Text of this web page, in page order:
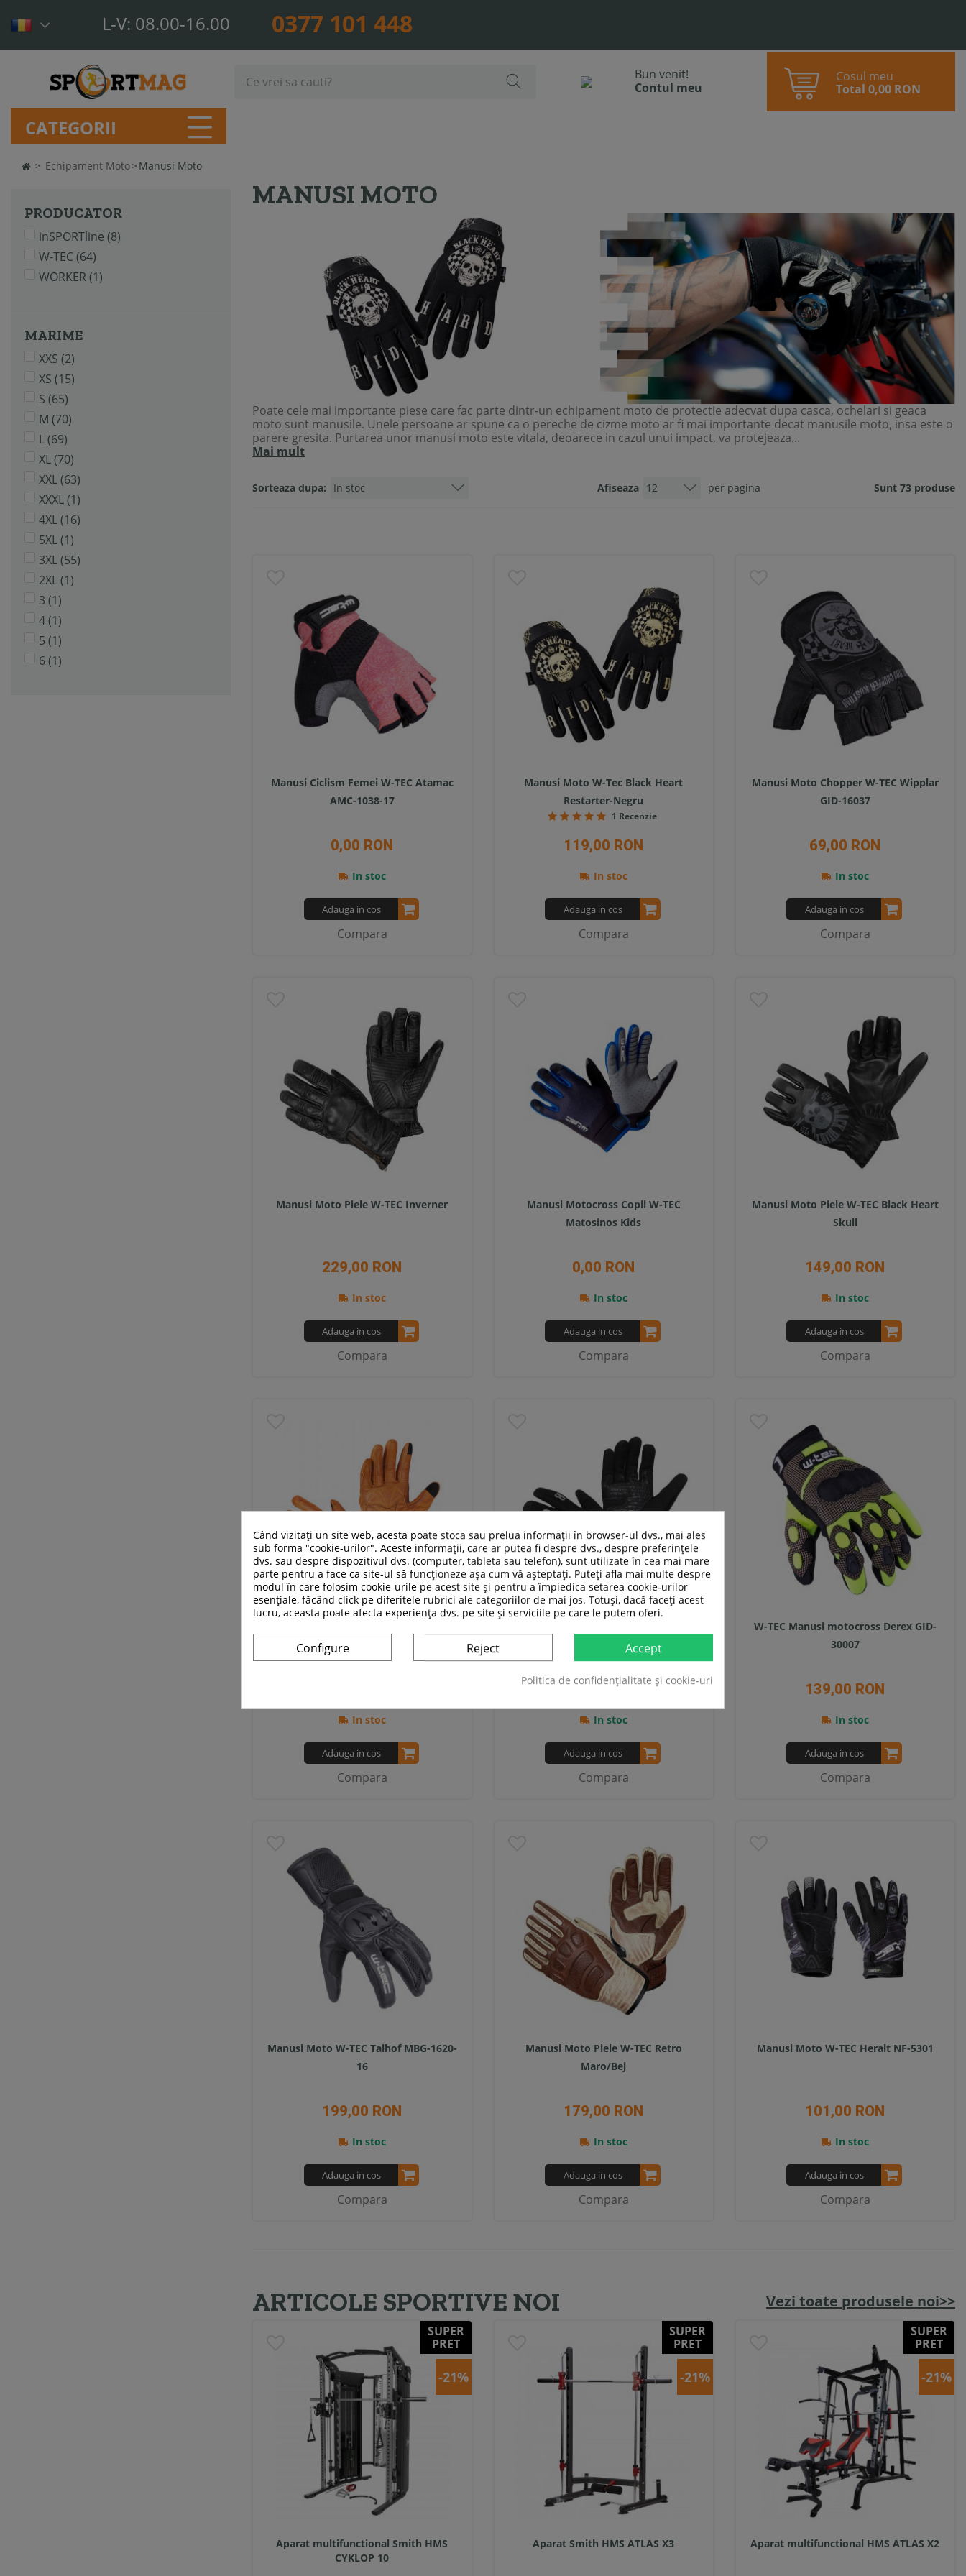
L-V: 08.00-16.00 0377 101 448
bun venit!
contul meu
Cosul meu
Total 0,00 RON
CATEGORII
> Echipament Moto> Manusi Moto
PRODUCATOR
inSPORTline (8)
W-TEC (64)
WORKER(1)
MARIME
XXS (2)
XS (15)
S (65)
M (70)
L(69)
XL(70)
XXL(63)
XXXL(1)
4XL(16)
5XL(1)
3XL(55)
2XL(1)
3 (1)
4(1)
5 (1)
6(1)
MANUSI MOTO
Poate cele mai importante piese care fac parte dintr-un echipament moto de protectie adecvat dupa casca, ochelari si geaca
moto sunt manusile. Unele persoane ar spune ca o pereche de cizme moto ar fi mai importante decat manusile moto, insa este o
parere gresita. Purtarea unor manusi moto este vitala, deoarece in cazul unui impact, va protejeaza...
Mai mult
Sorteaza dupa: Afiseaza per pagina Sunt 73 produse
Manusi Ciclism Femei W-TEC Atamac
AMC-1038-17
0,00 RON
In stoc
Adauga in cos
Compara
Manusi Moto W-Tec Black Heart
Restarter-Negru
1 Recenzie
119,00 RON
In stoc
Adauga in cos
Compara
Manusi Moto Chopper W-TEC Wipplar
GID-16037
69,00 RON
In stoc
Adauga in cos
Compara
Manusi Moto Piele W-TEC Inverner
229,00 RON
In stoc
Adauga in cos
Compara
Manusi Motocross Copii W-TEC
Matosinos Kids
0,00 RON
In stoc
Adauga in cos
Compara
Manusi Moto Piele W-TEC Black Heart
Skull
149,00 RON
In stoc
Adauga in cos
Compara
2 Recenzii
In stoc
Adauga in cos
Compara
Garage Built
99,00 RON
In stoc
Adauga in cos
Compara
W-TEC Manusi motocross Derex GID-
30007
139,00 RON
In stoc
Adauga in cos
Compara
Manusi Moto W-TEC Talhof MBG-1620-
16
199,00 RON
In stoc
Adauga in cos
Compara
Manusi Moto Piele W-TEC Retro
Maro/Bej
179,00 RON
In stoc
Adauga in cos
Compara
Manusi Moto W-TEC Heralt NF-5301
101,00 RON
In stoc
Adauga in cos
Compara
ARTICOLE SPORTIVE NOI
SUPER
PRET
-21%
Aparat multifunctional Smith HMS
CYKLOP 10
SUPER
PRET
-21%
Aparat Smith HMS ATLAS X3
SUPER
PRET
-21%
Aparat multifunctional HMS ATLAS X2
Vezi toate produsele noi>>
Când vizitați un site web, acesta poate stoca sau prelua informații în browser-ul dvs., mai ales
sub forma "cookie-urilor". Aceste informații, care ar putea fi despre dvs., despre preferințele
dvs. sau despre dispozitivul dvs. (computer, tableta sau telefon), sunt utilizate în cea mai mare
parte pentru a face ca site-ul să funcționeze așa cum vă așteptați. Puteți afla mai multe despre
modul în care folosim cookie-urile pe acest site și pentru a împiedica setarea cookie-urilor
esențiale, făcând click pe diferitele rubrici ale categoriilor de mai jos. Totuși, dacă faceți acest
lucru, aceasta poate afecta experiența dvs. pe site și serviciile pe care le putem oferi.
Configure Reject Accept
Politica de confidențialitate și cookie-uri